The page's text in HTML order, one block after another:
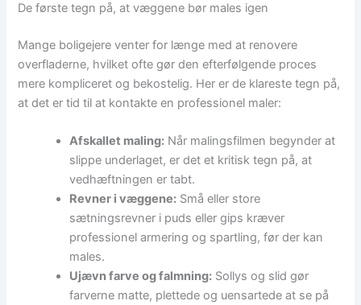
De første tegn på, at væggene bør males igen
Mange boligejere venter for længe med at renovere
overfladerne, hvilket ofte gør den efterfølgende proces
mere kompliceret og bekostelig. Her er de klareste tegn på,
at det er tid til at kontakte en professionel maler:
Afskallet maling: Når malingsfilmen begynder at
slippe underlaget, er det et kritisk tegn på, at
vedhæftningen er tabt.
Revner i væggene: Små eller store
sætningsrevner i puds eller gips kræver
professionel armering og spartling, før der kan
males.
Ujævn farve og falmning: Sollys og slid gør
farverne matte, plettede og uensartede at se på